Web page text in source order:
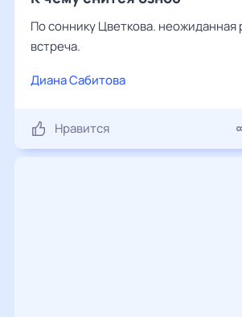
По соннику Цветкова. неожиданная
встреча.
Диана Сабитова
Нравится